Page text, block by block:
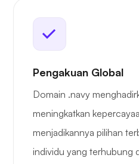
Pengakuan Global
Domain .navy
meningkatkan
menjadikannya pilihan
individu yang terhubung